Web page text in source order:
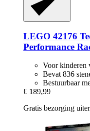
LEGO 42176
Performance
Voor kinderen
Bevat 836
Bestuurbaar
€ 189,99
Gratis bezorging